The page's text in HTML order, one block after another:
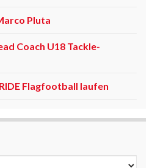
Pluta
Coach U18 Tackle-
Flagfootball laufen